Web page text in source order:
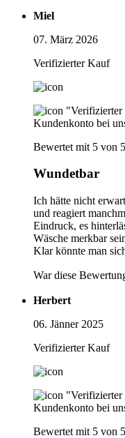
Miel
07. März 2026
Verifizierter Kauf
"Verifizierter
Kundenkonto bei
Bewertet mit 5 von
Wundetbar
Ich hätte nicht
und reagiert
Eindruck, es
Wäsche merkbar
Klar könnte man
War diese
Herbert
06. Jänner 2025
Verifizierter Kauf
"Verifizierter
Kundenkonto bei
Bewertet mit 5 von